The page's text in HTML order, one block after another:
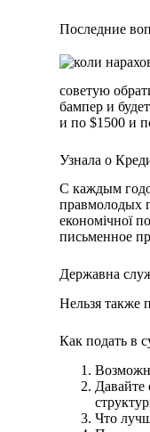
Последние
советую
бампер и
и по $1500 и
Узнала о
С каждым
правмолодых
економічної
письменное
Державна
Нельзя также
Как подать в
Давайте
Что